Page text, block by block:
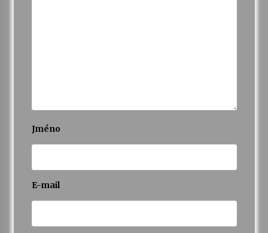
Jméno
E-mail